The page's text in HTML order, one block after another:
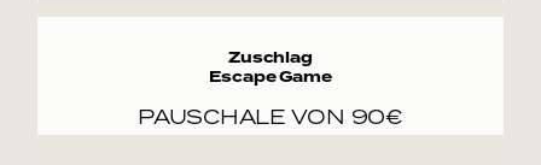
Zuschlag
Escape Game
PAUSCHALE VON 90€